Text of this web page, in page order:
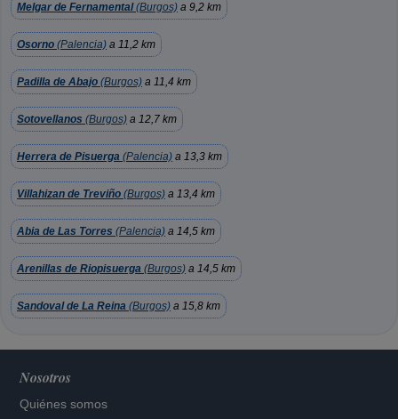
Melgar de Fernamental(Burgos) a 9,2 km
Osorno (Palencia) a 11,2 km
Padilla de Abajo (Burgos) a 11,4 km
Sotovellanos (Burgos) a 12,7 km
Herrera de Pisuerga (Palencia) a 13,3 km
Villahizan de Treviño (Burgos) a 13,4 km
Abia de Las Torres (Palencia) a 14,5 km
Arenillas de Riopisuerga (Burgos) a 14,5 km
Sandoval de La Reina (Burgos) a 15,8 km
Nosotros
Quiénes somos